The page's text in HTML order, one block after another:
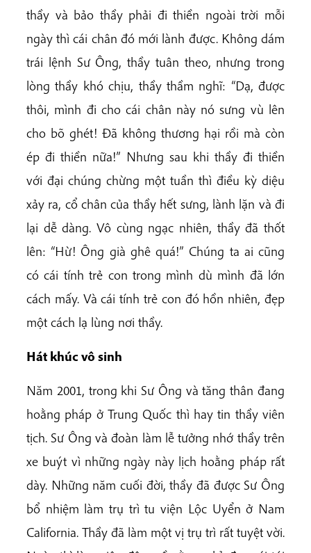
thầy và bảo thầy phải đi thiền ngoài trời mỗi
ngày thì cái chân đó mới lành được. Không dám
trái lệnh Sư Ông, thầy tuân theo, nhưng trong
lòng thầy khó chịu, thầy thầm nghĩ: “Dạ, được
thôi, mình đi cho cái chân này nó sưng vù lên
cho bõ ghét! Đã không thương hại rồi mà còn
ép đi thiền nữa!” Nhưng sau khi thầy đi thiền
với đại chúng chừng một tuần thì điều kỳ diệu
xảy ra, cổ chân của thầy hết sưng, lành lặn và đi
lại dễ dàng. Vô cùng ngạc nhiên, thầy đã thốt
lên: “Hừ! Ông già ghê quá!” Chúng ta ai cũng
có cái tính trẻ con trong mình dù mình đã lớn
cách mấy. Và cái tính trẻ con đó hồn nhiên, đẹp
một cách lạ lùng nơi thầy.
Hát khúc vô sinh
Năm 2001, trong khi Sư Ông và tăng thân đang
hoằng pháp ở Trung Quốc thì hay tin thầy viên
tịch. Sư Ông và đoàn làm lễ tưởng nhớ thầy trên
xe buýt vì những ngày này lịch hoằng pháp rất
dày. Những năm cuối đời, thầy đã được Sư Ông
bổ nhiệm làm trụ trì tu viện Lộc Uyển ở Nam
California. Thầy đã làm một vị trụ trì rất tuyệt vời.